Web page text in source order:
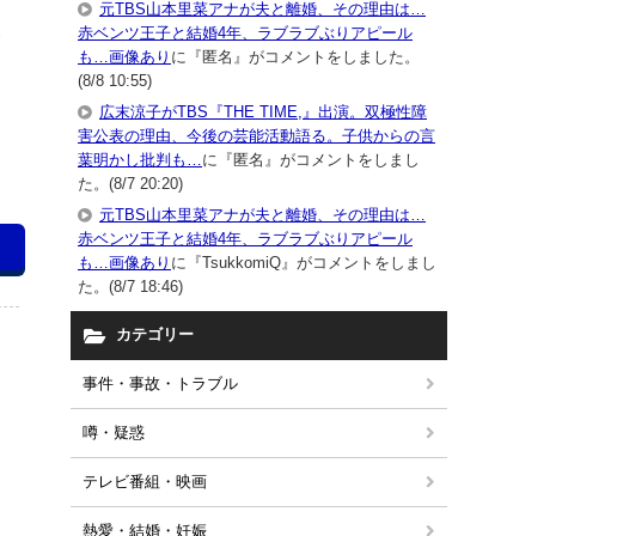
元TBS山本里菜アナが夫と離婚、その理由は…
赤ベンツ王子と結婚4年、ラブラブぶりアピール
も…画像あり に『匿名』がコメントをしました。
(8/8 10:55)
広末涼子がTBS『THE TIME,』出演。双極性障
害公表の理由、今後の芸能活動語る。子供からの言
葉明かし批判も… に『匿名』がコメントをしまし
た。(8/7 20:20)
元TBS山本里菜アナが夫と離婚、その理由は…
赤ベンツ王子と結婚4年、ラブラブぶりアピール
も…画像あり に『TsukkomiQ』がコメントをしまし
た。(8/7 18:46)
カテゴリー
事件・事故・トラブル
噂・疑惑
テレビ番組・映画
熱愛・結婚・妊娠